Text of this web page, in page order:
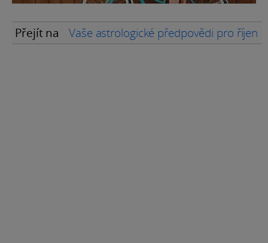
Přejít na Vaše astrologické předpovědi pro říjen